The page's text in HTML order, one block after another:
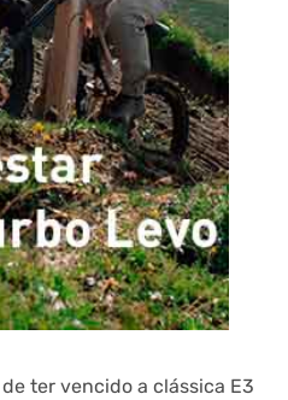
ter vencido a clássica E3